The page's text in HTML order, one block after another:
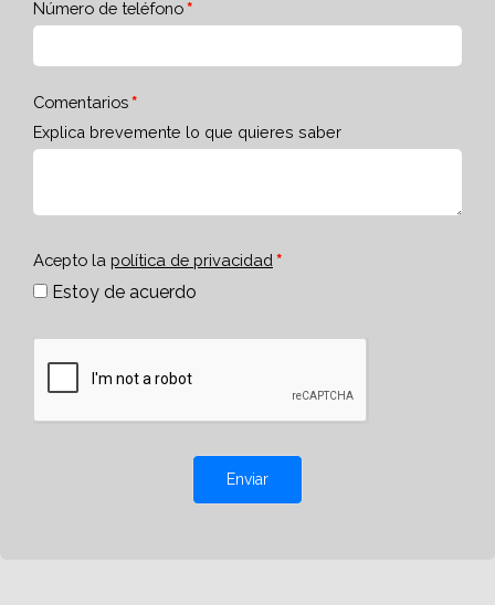
Número de teléfono
Comentarios
Explica brevemente lo que quieres saber
Acepto la política de privacidad
Estoy de acuerdo
Enviar